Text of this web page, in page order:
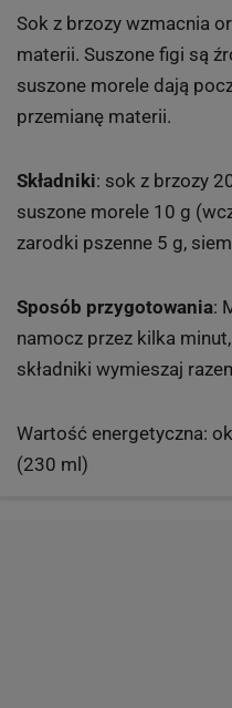
Sok z brzozy wzmacnia
materii. Suszone figi są
suszone morele dają
przemianę materii.
Składniki: sok z brzozy
suszone morele 10 g
zarodki pszenne 5 g,
Sposób przygotowania:
namocz przez kilka
składniki wymieszaj
Wartość energetyczna:
(230 ml)